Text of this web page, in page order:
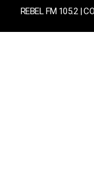
REBEL FM 105.2 |